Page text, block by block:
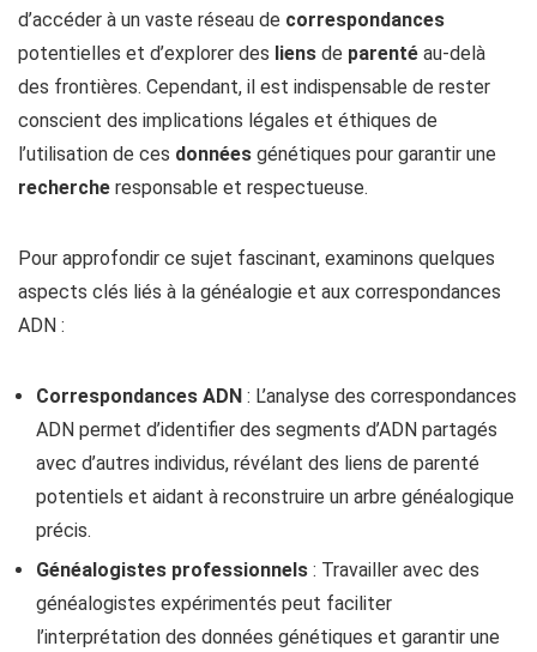
d’accéder à un vaste réseau de correspondances
potentielles et d’explorer des liens de parenté au-delà
des frontières. Cependant, il est indispensable de rester
conscient des implications légales et éthiques de
l’utilisation de ces données génétiques pour garantir une
recherche responsable et respectueuse.
Pour approfondir ce sujet fascinant, examinons quelques
aspects clés liés à la généalogie et aux correspondances
ADN :
Correspondances ADN : L’analyse des correspondances
ADN permet d’identifier des segments d’ADN partagés
avec d’autres individus, révélant des liens de parenté
potentiels et aidant à reconstruire un arbre généalogique
précis.
Généalogistes professionnels : Travailler avec des
généalogistes expérimentés peut faciliter
l’interprétation des données génétiques et garantir une